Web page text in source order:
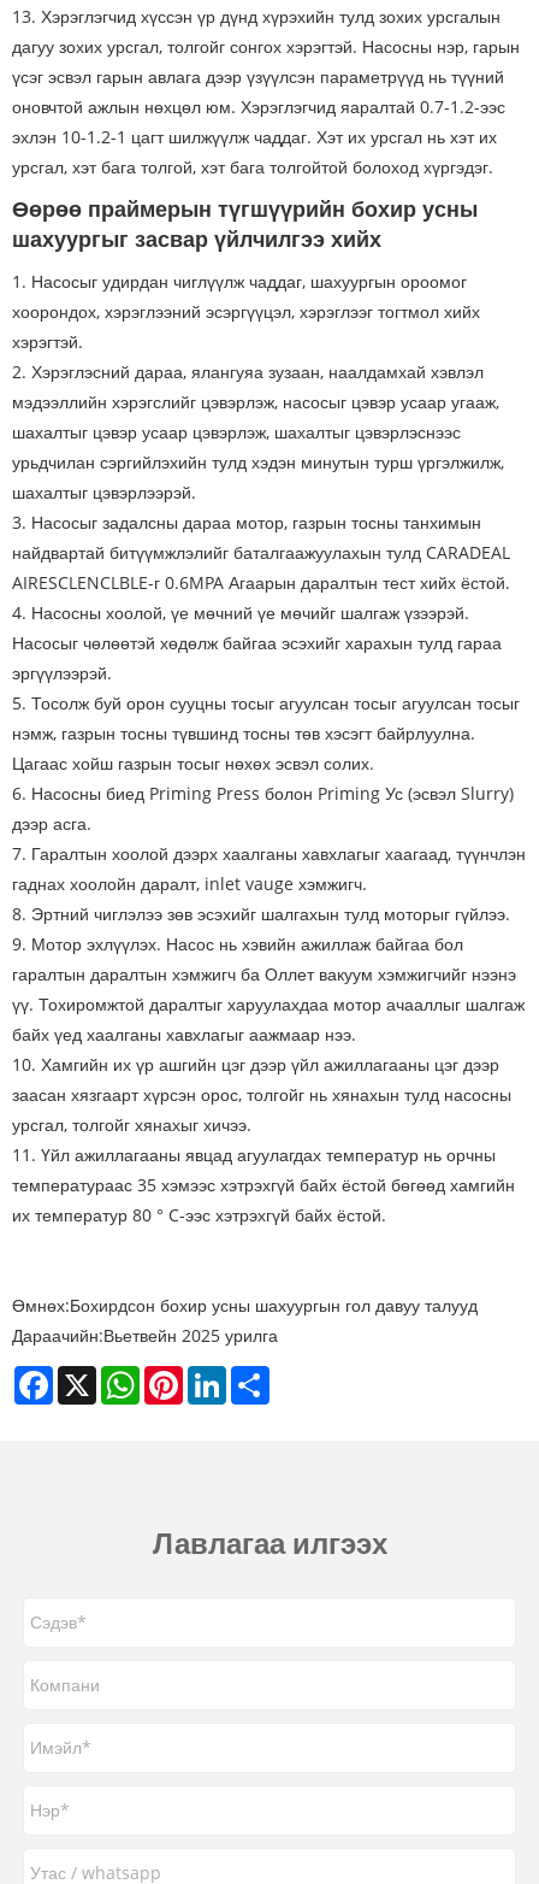
13. Хэрэглэгчид хүссэн үр дүнд хүрэхийн тулд зохих урсгалын
дагуу зохих урсгал, толгойг сонгох хэрэгтэй. Насосны нэр, гарын
үсэг эсвэл гарын авлага дээр үзүүлсэн параметрүүд нь түүний
оновчтой ажлын нөхцөл юм. Хэрэглэгчид яаралтай 0.7-1.2-ээс
эхлэн 10-1.2-1 цагт шилжүүлж чаддаг. Хэт их урсгал нь хэт их
урсгал, хэт бага толгой, хэт бага толгойтой болоход хүргэдэг.
Өөрөө праймерын түгшүүрийн бохир усны
шахуургыг засвар үйлчилгээ хийх
1. Насосыг удирдан чиглүүлж чаддаг, шахуургын ороомог
хоорондох, хэрэглээний эсэргүүцэл, хэрэглээг тогтмол хийх
хэрэгтэй.
2. Хэрэглэсний дараа, ялангуяа зузаан, наалдамхай хэвлэл
мэдээллийн хэрэгслийг цэвэрлэж, насосыг цэвэр усаар угааж,
шахалтыг цэвэр усаар цэвэрлэж, шахалтыг цэвэрлэснээс
урьдчилан сэргийлэхийн тулд хэдэн минутын турш үргэлжилж,
шахалтыг цэвэрлээрэй.
3. Насосыг задалсны дараа мотор, газрын тосны танхимын
найдвартай битүүмжлэлийг баталгаажуулахын тулд CARADEAL
AIRESCLENCLBLE-г 0.6MPA Агаарын даралтын тест хийх ёстой.
4. Насосны хоолой, үе мөчний үе мөчийг шалгаж үзээрэй.
Насосыг чөлөөтэй хөдөлж байгаа эсэхийг харахын тулд гараа
эргүүлээрэй.
5. Тосолж буй орон сууцны тосыг агуулсан тосыг агуулсан тосыг
нэмж, газрын тосны түвшинд тосны төв хэсэгт байрлуулна.
Цагаас хойш газрын тосыг нөхөх эсвэл солих.
6. Насосны биед Priming Press болон Priming Ус (эсвэл Slurry)
дээр асга.
7. Гаралтын хоолой дээрх хаалганы хавхлагыг хаагаад, түүнчлэн
гаднах хоолойн даралт, inlet vauge хэмжигч.
8. Эртний чиглэлээ зөв эсэхийг шалгахын тулд моторыг гүйлээ.
9. Мотор эхлүүлэх. Насос нь хэвийн ажиллаж байгаа бол
гаралтын даралтын хэмжигч ба Оллет вакуум хэмжигчийг нээнэ
үү. Тохиромжтой даралтыг харуулахдаа мотор ачааллыг шалгаж
байх үед хаалганы хавхлагыг аажмаар нээ.
10. Хамгийн их үр ашгийн цэг дээр үйл ажиллагааны цэг дээр
заасан хязгаарт хүрсэн орос, толгойг нь хянахын тулд насосны
урсгал, толгойг хянахыг хичээ.
11. Үйл ажиллагааны явцад агуулагдах температур нь орчны
температураас 35 хэмээс хэтрэхгүй байх ёстой бөгөөд хамгийн
их температур 80 ° C-ээс хэтрэхгүй байх ёстой.
Өмнөх:Бохирдсон бохир усны шахуургын гол давуу талууд
Дараачийн:Вьетвейн 2025 урилга
Facebook
X WhatsAppPinterestLinkedIn
Лавлагаа илгээх